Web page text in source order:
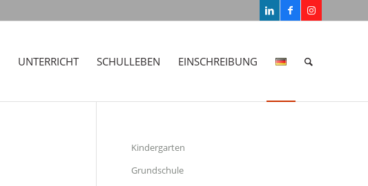
UNTERRICHT SCHULLEBEN EINSCHREIBUNG
Kindergarten
Grundschule